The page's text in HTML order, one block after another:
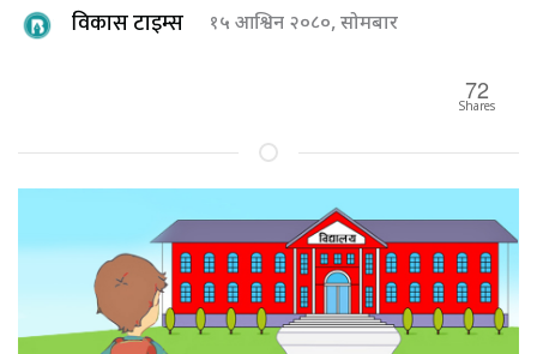
विकास टाइम्स १५ आश्विन २०८०, सोमबार
72
Shares